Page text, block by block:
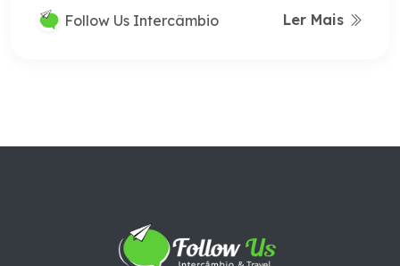
Follow Us Intercâmbio Ler Mais